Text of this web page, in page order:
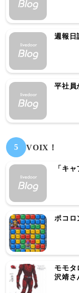
週報日
平社員
5 VOIX！
「キ
ポコロ
モモタ
沢靖さ